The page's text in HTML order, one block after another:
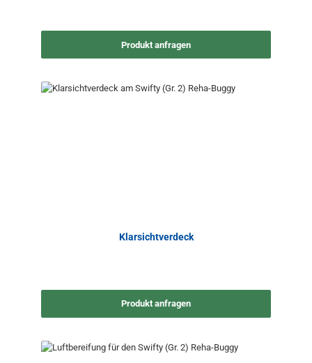
Produkt anfragen
Klarsichtverdeck
Produkt anfragen